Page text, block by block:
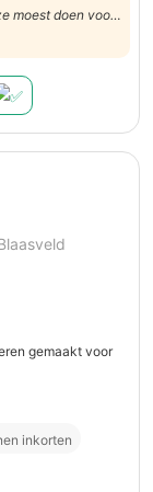
moest doen voor
gemaakt voor
inkorten